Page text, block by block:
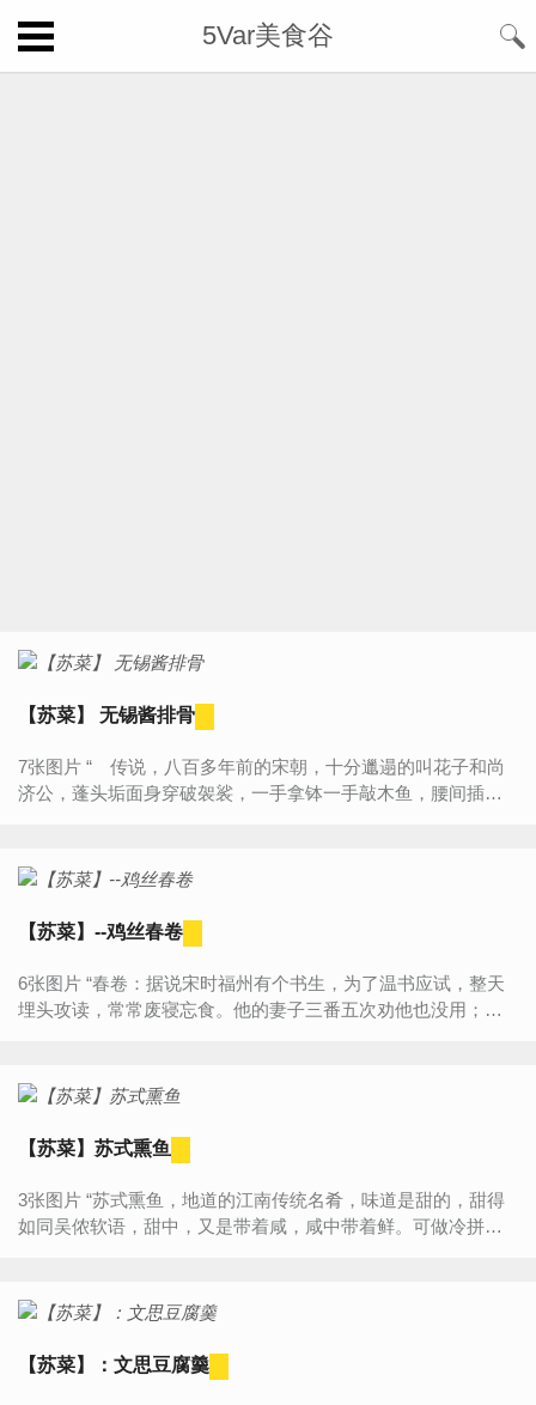
5Var美食谷
【苏菜】 无锡酱排骨
7张图片 “ 传说，八百多年前的宋朝，十分邋遢的叫花子和尚
济公，蓬头垢面身穿破袈裟，一手拿钵一手敲木鱼，腰间插着
【苏菜】--鸡丝春卷
6张图片 “春卷：据说宋时福州有个书生，为了温书应试，整天
埋头攻读，常常废寝忘食。他的妻子三番五次劝他也没用；就
【苏菜】苏式熏鱼
3张图片 “苏式熏鱼，地道的江南传统名肴，味道是甜的，甜得
如同吴侬软语，甜中，又是带着咸，咸中带着鲜。可做冷拼也
【苏菜】：文思豆腐羹